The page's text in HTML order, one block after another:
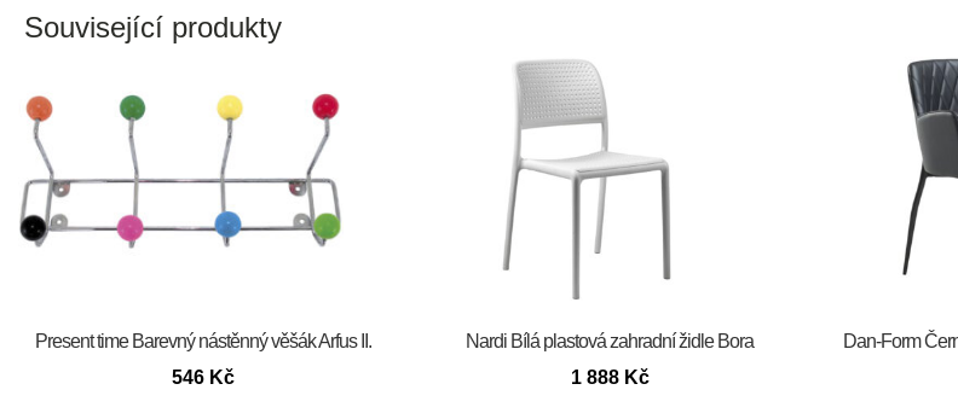
Související produkty
Present time Barevný nástěnný věšák Arfus II.
546 Kč
Nardi Bílá plastová zahradní židle Bora
1 888 Kč
​​​​​Dan-Form